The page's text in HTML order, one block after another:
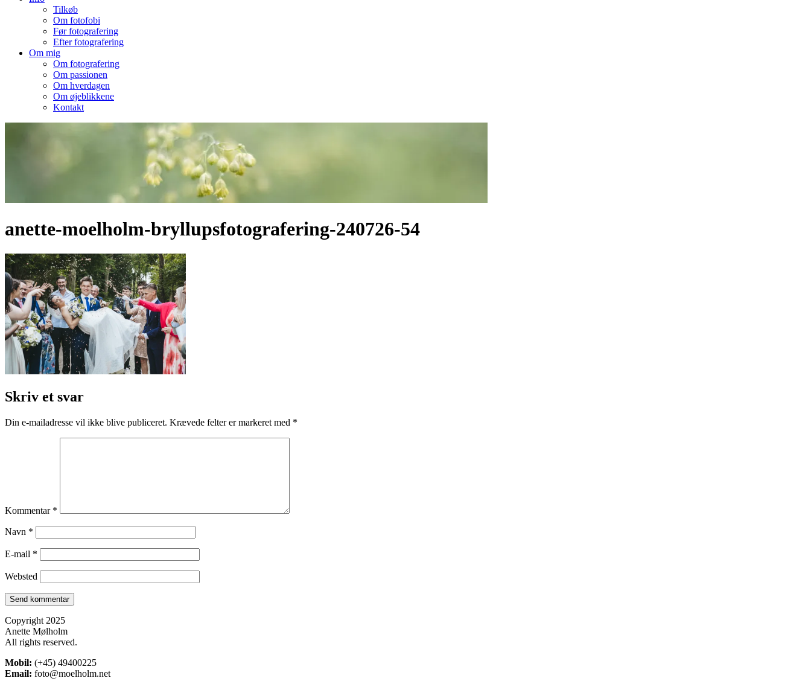
Tilkøb
Om fotofobi
Før fotografering
Efter fotografering
Om mig
Om fotografering
Om passionen
Om hverdagen
Om øjeblikkene
Kontakt
anette-moelholm-bryllupsfotografering-240726-54
Skriv et svar
Din e-mailadresse vil ikke blive publiceret. Krævede felter er markeret med *
Kommentar *
Navn *
E-mail *
Websted
Copyright 2025
Anette Mølholm
All rights reserved.
Mobil: (+45) 49400225
Email: foto@moelholm.net